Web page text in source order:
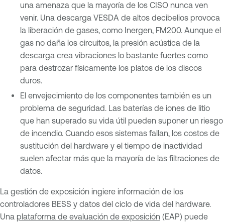
una amenaza que la mayoría de los CISO nunca ven
venir. Una descarga VESDA de altos decibelios provoca
la liberación de gases, como Inergen, FM200. Aunque el
gas no daña los circuitos, la presión acústica de la
descarga crea vibraciones lo bastante fuertes como
para destrozar físicamente los platos de los discos
duros.
El envejecimiento de los componentes también es un
problema de seguridad. Las baterías de iones de litio
que han superado su vida útil pueden suponer un riesgo
de incendio. Cuando esos sistemas fallan, los costos de
sustitución del hardware y el tiempo de inactividad
suelen afectar más que la mayoría de las filtraciones de
datos.
La gestión de exposición ingiere información de los
controladores BESS y datos del ciclo de vida del hardware.
Una plataforma de evaluación de exposición (EAP) puede